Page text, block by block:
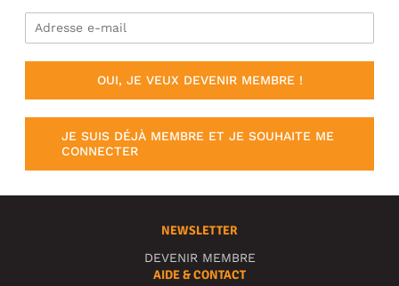
OUI, JE VEUX DEVENIR MEMBRE !
JE SUIS DÉJÀ MEMBRE ET JE SOUHAITE ME
CONNECTER
NEWSLETTER
DEVENIR MEMBRE
AIDE & CONTACT